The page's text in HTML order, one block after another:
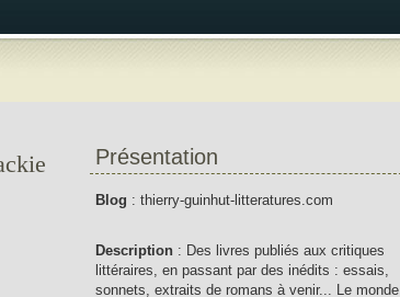
Présentation
Blog : thierry-guinhut-litteratures.com
Description : Des livres publiés aux critiques
littéraires, en passant par des inédits : essais,
sonnets, extraits de romans à venir... Le monde